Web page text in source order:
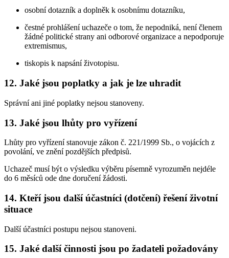
osobní dotazník a doplněk k osobnímu dotazníku,
čestné prohlášení uchazeče o tom, že nepodniká, není členem
žádné politické strany ani odborové organizace a nepodporuje
extremismus,
tiskopis k napsání životopisu.
12. Jaké jsou poplatky a jak je lze uhradit
Správní ani jiné poplatky nejsou stanoveny.
13. Jaké jsou lhůty pro vyřízení
Lhůty pro vyřízení stanovuje zákon č. 221/1999 Sb., o vojácích z
povolání, ve znění pozdějších předpisů.
Uchazeč musí být o výsledku výběru písemně vyrozuměn nejdéle
do 6 měsíců ode dne doručení žádosti.
14. Kteří jsou další účastníci (dotčení) řešení životní
situace
Další účastníci postupu nejsou stanoveni.
15. Jaké další činnosti jsou po žadateli požadovány